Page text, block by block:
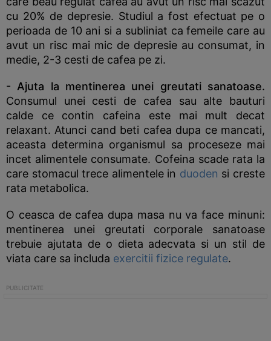
cu 20% de depresie. Studiul a fost efectuat pe o
perioada de 10 ani si a subliniat ca femeile care au
avut un risc mai mic de depresie au consumat, in
medie, 2-3 cesti de cafea pe zi.
- Ajuta la mentinerea unei greutati sanatoase.
Consumul unei cesti de cafea sau alte bauturi
calde ce contin cafeina este mai mult decat
relaxant. Atunci cand beti cafea dupa ce mancati,
aceasta determina organismul sa proceseze mai
incet alimentele consumate. Cofeina scade rata la
care stomacul trece alimentele in duoden si creste
rata metabolica.
O ceasca de cafea dupa masa nu va face minuni:
mentinerea unei greutati corporale sanatoase
trebuie ajutata de o dieta adecvata si un stil de
viata care sa includa exercitii fizice regulate.